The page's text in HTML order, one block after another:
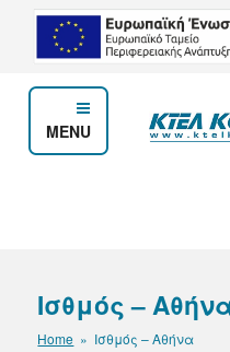
Μετάβαση
περιεχόμενο
MENU
Ισθμός –
Home » Ισθμός – Αθήνα